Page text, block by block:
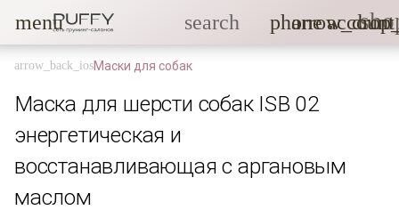
menu search phone
Маски для собак
Маска для шерсти собак ISB 02
энергетическая и
восстанавливающая с аргановым
маслом